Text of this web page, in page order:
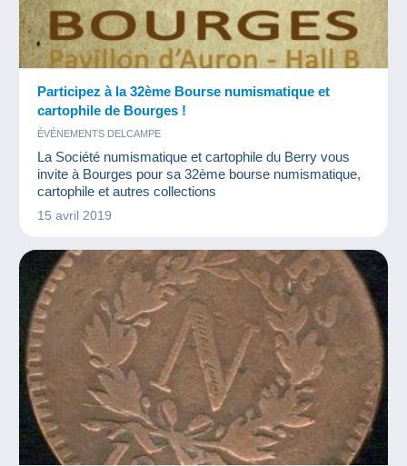
Participez à la 32ème Bourse numismatique et
cartophile de Bourges !
ÉVÉNEMENTS DELCAMPE
La Société numismatique et cartophile du Berry vous
invite à Bourges pour sa 32ème bourse numismatique,
cartophile et autres collections
15 avril 2019